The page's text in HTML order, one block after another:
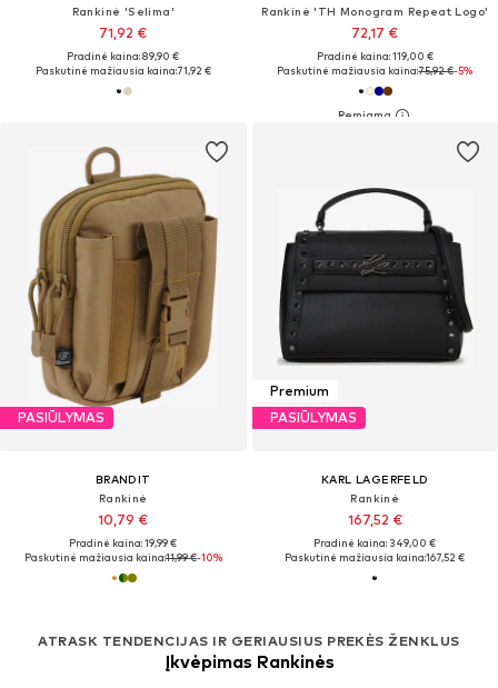
Rankinė 'Selima'
71,92 €
Pradinė kaina: 89,90 €
Paskutinė mažiausia kaina:71,92 €
Rankinė 'TH Monogram Repeat Logo'
72,17 €
Pradinė kaina: 119,00 €
Paskutinė mažiausia kaina:75,92 €-5%
PASIŪLYMAS
BRANDIT
Rankinė
10,79 €
Pradinė kaina: 19,99 €
Paskutinė mažiausia kaina:11,99 €-10%
Premium
PASIŪLYMAS
KARL LAGERFELD
Rankinė
167,52 €
Pradinė kaina: 349,00 €
Paskutinė mažiausia kaina:167,52 €
ATRASK TENDENCIJAS IR GERIAUSIUS PREKĖS ŽENKLUS
Įkvėpimas Rankinės